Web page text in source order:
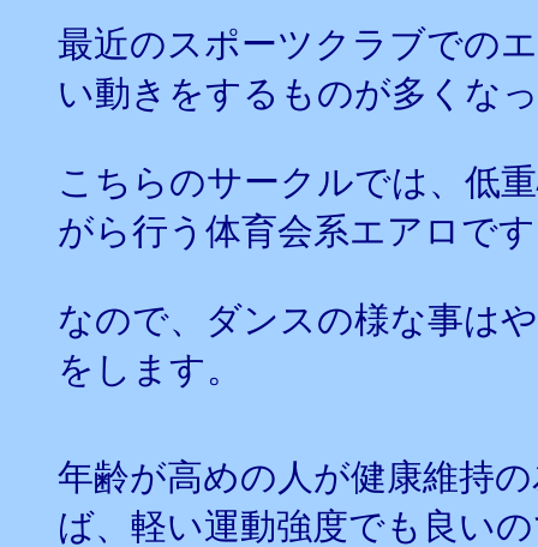
最近のスポーツクラブでの
い動きをするものが多くな
こちらのサークルでは、低
がら行う体育会系エアロで
なので、ダンスの様な事は
をします。
年齢が高めの人が健康維持
ば、軽い運動強度でも良い